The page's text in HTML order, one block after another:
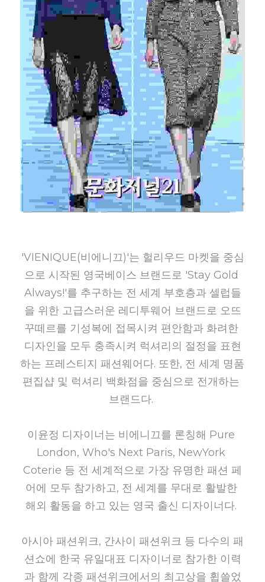
'VIENIQUE(비에니끄)'는 헐리우드 마켓을 중심
으로 시작된 영국베이스 브랜드로 'Stay Gold
Always!'를 추구하는 전 세계 부호층과 셀럽들
을 위한 고급스러운 레디투웨어 브랜드로 오뜨
꾸떼르를 기성복에 접목시켜 편안함과 화려한
디자인을 모두 충족시켜 럭셔리의 절정을 표현
하는 프레스티지 패션웨어다. 또한, 전 세계 명품
편집샵 및 럭셔리 백화점을 중심으로 전개하는
브랜드다.
이윤정 디자이너는 비에니끄를 론칭해 Pure
London, Who's Next Paris, NewYork
Coterie 등 전 세계적으로 가장 유명한 패션 페
어에 모두 참가하고, 전 세계를 무대로 활발한
해외 활동을 하고 있는 영국 출신 디자이너다.
아시아 패션위크, 간사이 패션위크 등 다수의 패
션쇼에 한국 유일대표 디자이너로 참가한 이력
과 함께 각종 패션위크에서의 최고상을 휩쓸었